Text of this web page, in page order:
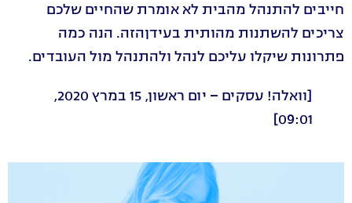
חייבים להתנהל מהבית לא אומרת שהחיים שלכם
צריכים להשתנות מהותית בעידןהזה. הנה כמה
פתרונות שיקלו עליכם לנהל ולהתנהל מול העובדים.
[וואלה! עסקים – יום ראשון, 15 במרץ 2020,
09:01]